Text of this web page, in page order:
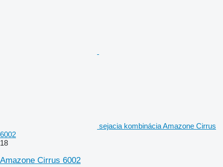
sejacia kombinácia Amazone Cirrus
6002
18
Amazone Cirrus 6002